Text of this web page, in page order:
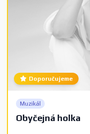
Doporučujeme
Muzikál
Obyčejná holka